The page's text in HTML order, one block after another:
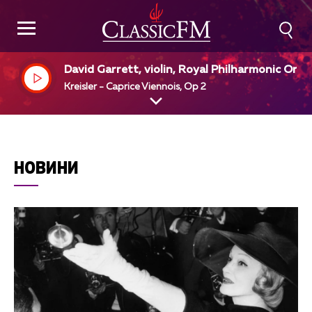
David Garrett, violin, Royal Philharmonic
stra, Ion Marin, dir
Kreisler - Caprice Viennois, Op 2
НОВИНИ